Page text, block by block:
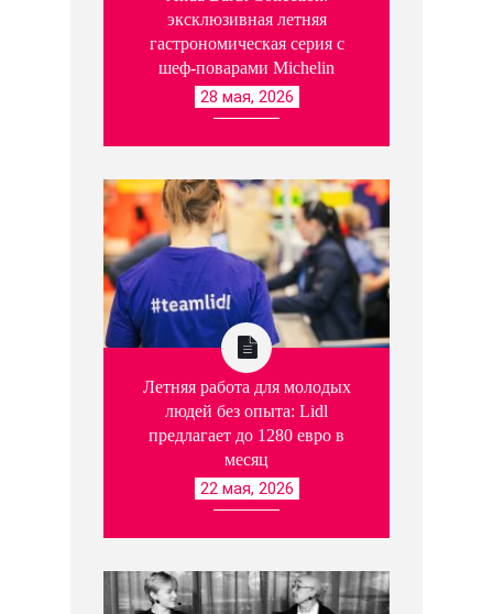
эксклюзивная летняя
гастрономическая серия с
шеф-поварами Michelin
28 мая, 2026
Летняя работа для молодых
людей без опыта: Lidl
предлагает до 1280 евро в
месяц
22 мая, 2026